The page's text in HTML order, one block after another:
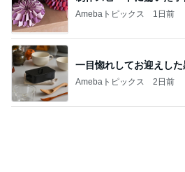
Amebaトピックス 12時間前
ジャンル人気記事ランキング
カメラ(風景写真)
長野原町・山荘∶